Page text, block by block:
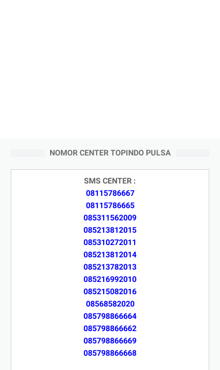
NOMOR CENTER TOPINDO PULSA
SMS CENTER :
08115786667
08115786665
085311562009
085213812015
085310272011
085213812014
085213782013
085216992010
085215082016
08568582020
085798866664
085798866662
085798866669
085798866668